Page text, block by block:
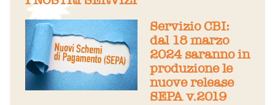
Servizio CBI:
dal 18 marzo
2024 saranno in
produzione le
nuove release
SEPA v.2019